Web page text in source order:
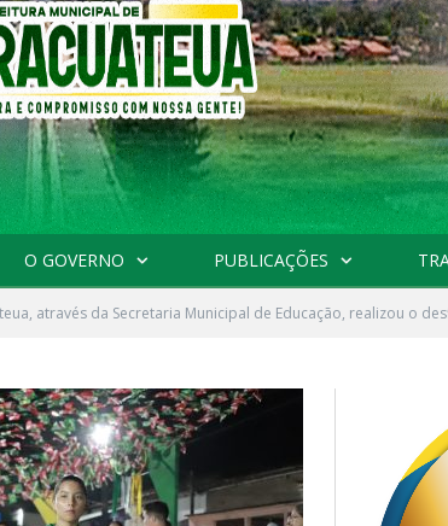
O GOVERNO PUBLICAÇÕES
através da Secretaria Municipal de Educação, realizou o